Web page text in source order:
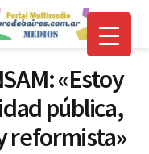
«Estoy
pública,
reformista»